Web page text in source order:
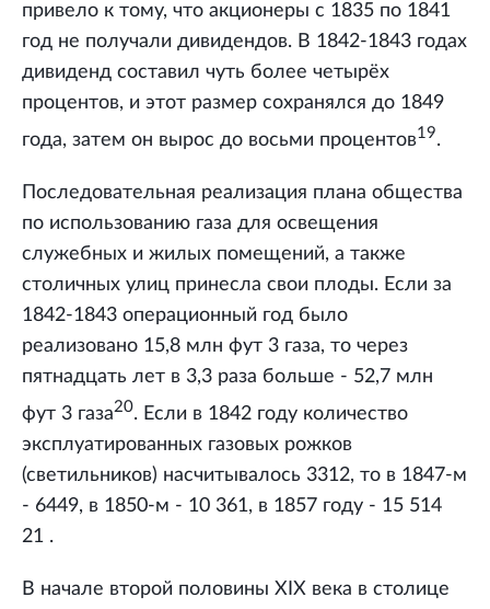
привело к тому, что акционеры с 1835 по 1841
год не получали дивидендов. В 1842-1843 годах
дивиденд составил чуть более четырёх
процентов, и этот размер сохранялся до 1849
года, затем он вырос до восьми процентов19.
Последовательная реализация плана общества
по использованию газа для освещения
служебных и жилых помещений, а также
столичных улиц принесла свои плоды. Если за
1842-1843 операционный год было
реализовано 15,8 млн фут 3 газа, то через
пятнадцать лет в 3,3 раза больше - 52,7 млн
фут 3 газа20. Если в 1842 году количество
эксплуатированных газовых рожков
(светильников) насчитывалось 3312, то в 1847-м
- 6449, в 1850-м - 10 361, в 1857 году - 15 514
21 .
В начале второй половины XIX века в столице